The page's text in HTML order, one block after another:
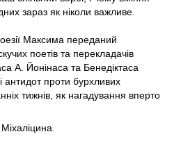
зараз як ніколи важливе.
Максима переданий
поетів та перекладачів
А. Йонінаса та Бенедіктаса
антидот проти бурхливих
тижнів, як нагадування вперто